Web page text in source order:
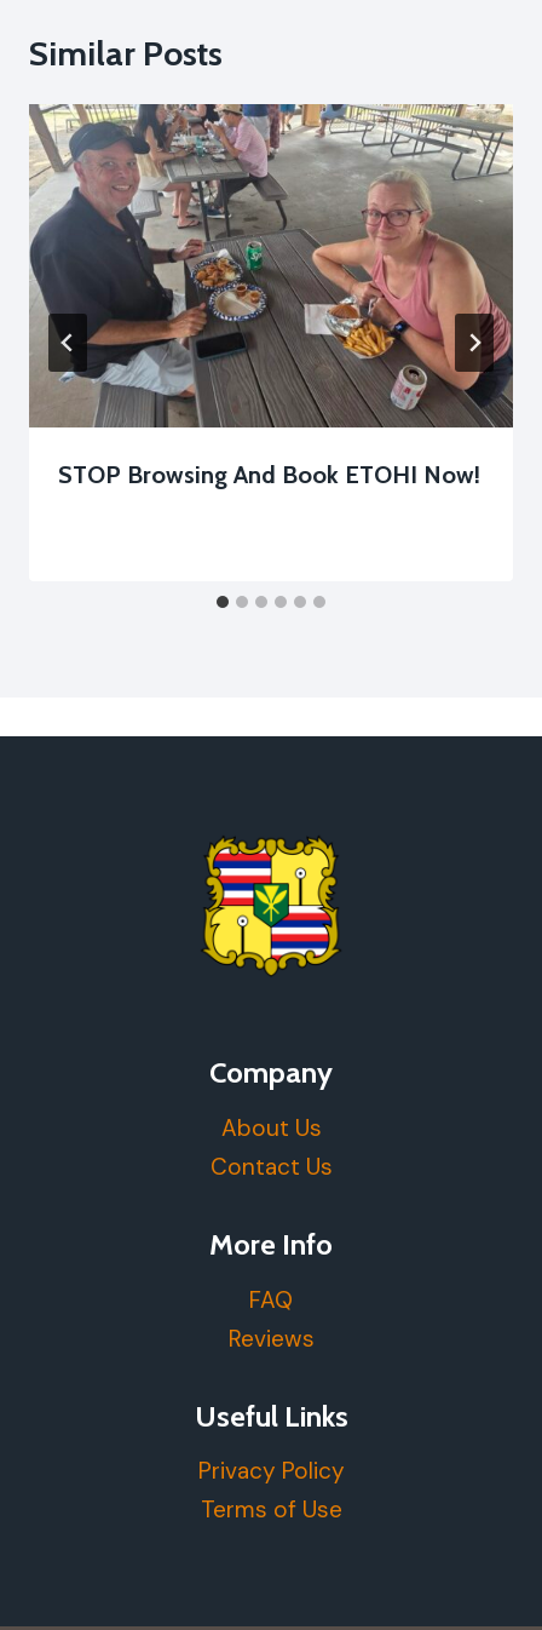
Similar Posts
STOP Browsing And Book ETOHI Now!
Company
About Us
Contact Us
More Info
FAQ
Reviews
Useful Links
Privacy Policy
Terms of Use